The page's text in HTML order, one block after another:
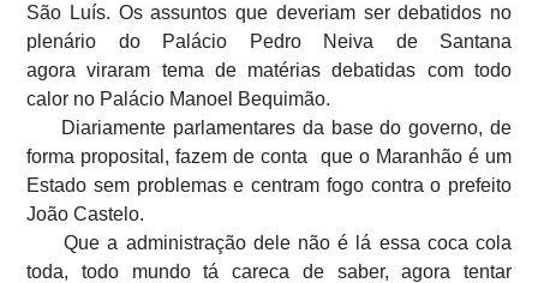
São Luís. Os assuntos que deveriam ser debatidos no
plenário do Palácio Pedro Neiva de Santana
agora viraram tema de matérias debatidas com todo
calor no Palácio Manoel Bequimão.
Diariamente parlamentares da base do governo, de
forma proposital, fazem de conta que o Maranhão é um
Estado sem problemas e centram fogo contra o prefeito
João Castelo.
Que a administração dele não é lá essa coca cola
toda, todo mundo tá careca de saber, agora tentar